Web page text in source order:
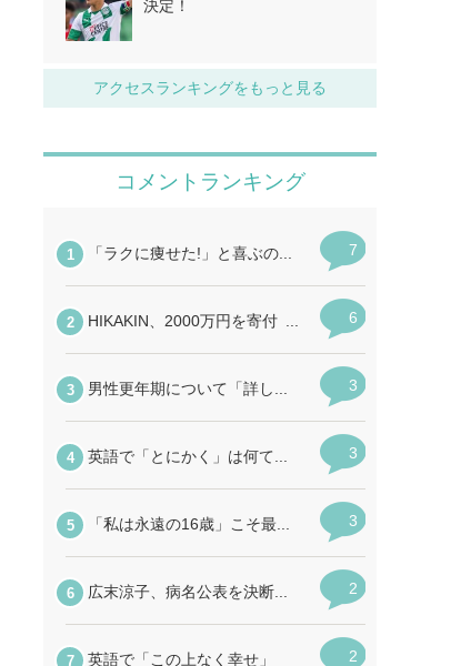
決定！
アクセスランキングをもっと見る